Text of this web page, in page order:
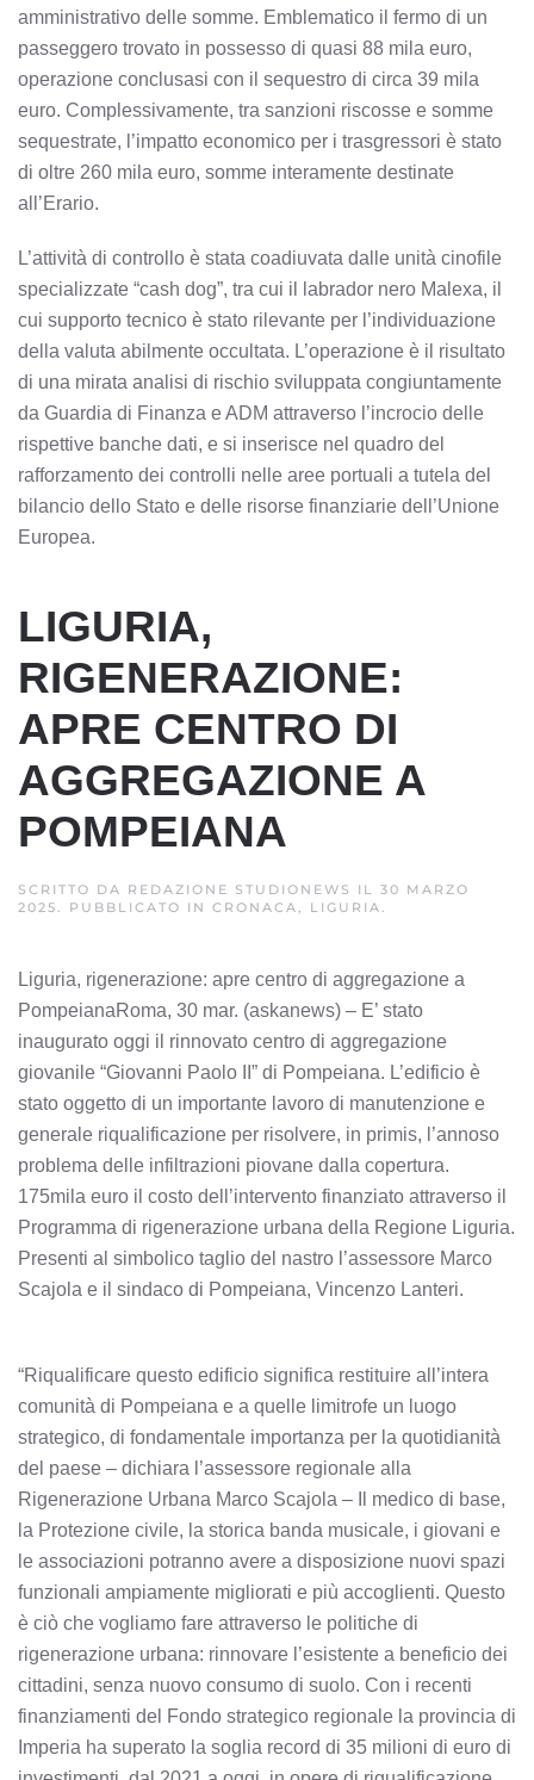
amministrativo delle somme. Emblematico il fermo di un
passeggero trovato in possesso di quasi 88 mila euro,
operazione conclusasi con il sequestro di circa 39 mila
euro. Complessivamente, tra sanzioni riscosse e somme
sequestrate, l’impatto economico per i trasgressori è stato
di oltre 260 mila euro, somme interamente destinate
all’Erario.
L’attività di controllo è stata coadiuvata dalle unità cinofile
specializzate “cash dog”, tra cui il labrador nero Malexa, il
cui supporto tecnico è stato rilevante per l’individuazione
della valuta abilmente occultata. L’operazione è il risultato
di una mirata analisi di rischio sviluppata congiuntamente
da Guardia di Finanza e ADM attraverso l’incrocio delle
rispettive banche dati, e si inserisce nel quadro del
rafforzamento dei controlli nelle aree portuali a tutela del
bilancio dello Stato e delle risorse finanziarie dell’Unione
Europea.
LIGURIA,
RIGENERAZIONE:
APRE CENTRO DI
AGGREGAZIONE A
POMPEIANA
SCRITTO DA REDAZIONE STUDIONEWS IL 30 MARZO
2025. PUBBLICATO IN CRONACA, LIGURIA.
Liguria, rigenerazione: apre centro di aggregazione a
PompeianaRoma, 30 mar. (askanews) – E’ stato
inaugurato oggi il rinnovato centro di aggregazione
giovanile “Giovanni Paolo II” di Pompeiana. L’edificio è
stato oggetto di un importante lavoro di manutenzione e
generale riqualificazione per risolvere, in primis, l’annoso
problema delle infiltrazioni piovane dalla copertura.
175mila euro il costo dell’intervento finanziato attraverso il
Programma di rigenerazione urbana della Regione Liguria.
Presenti al simbolico taglio del nastro l’assessore Marco
Scajola e il sindaco di Pompeiana, Vincenzo Lanteri.
“Riqualificare questo edificio significa restituire all’intera
comunità di Pompeiana e a quelle limitrofe un luogo
strategico, di fondamentale importanza per la quotidianità
del paese – dichiara l’assessore regionale alla
Rigenerazione Urbana Marco Scajola – Il medico di base,
la Protezione civile, la storica banda musicale, i giovani e
le associazioni potranno avere a disposizione nuovi spazi
funzionali ampiamente migliorati e più accoglienti. Questo
è ciò che vogliamo fare attraverso le politiche di
rigenerazione urbana: rinnovare l’esistente a beneficio dei
cittadini, senza nuovo consumo di suolo. Con i recenti
finanziamenti del Fondo strategico regionale la provincia di
Imperia ha superato la soglia record di 35 milioni di euro di